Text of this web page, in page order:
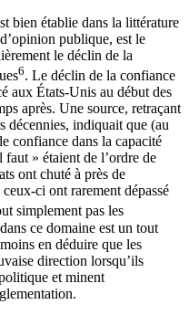
bien établie dans la littérature
publique, est le
le déclin de la
6. Le déclin de la confiance
aux États-Unis au début des
après. Une source, retraçant
décennies, indiquait que (au
confiance dans la capacité
faut » étaient de l’ordre de
ont chuté à près de
ci ont rarement dépassé
simplement pas les
ce domaine est un tout
en déduire que les
direction lorsqu’ils
et minent